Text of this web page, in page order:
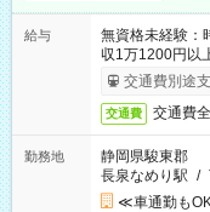
給与
無資格未経験
収1万1200円以
交通費別途
交通費 交通費
勤務地
静岡県駿東郡
長泉なめり駅 /
≪車通勤も